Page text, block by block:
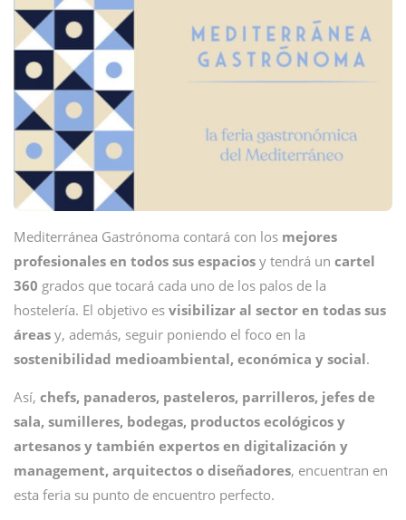
Mediterránea Gastrónoma contará con los mejores
profesionales en todos sus espacios y tendrá un cartel
360 grados que tocará cada uno de los palos de la
hostelería. El objetivo es visibilizar al sector en todas sus
áreas y, además, seguir poniendo el foco en la
sostenibilidad medioambiental, económica y social.
Así, chefs, panaderos, pasteleros, parrilleros, jefes de
sala, sumilleres, bodegas, productos ecológicos y
artesanos y también expertos en digitalización y
management, arquitectos o diseñadores, encuentran en
esta feria su punto de encuentro perfecto.